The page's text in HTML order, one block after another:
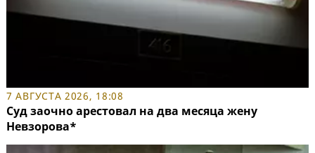
7 АВГУСТА 2026, 18:08
Суд заочно арестовал на два месяца жену
Невзорова*